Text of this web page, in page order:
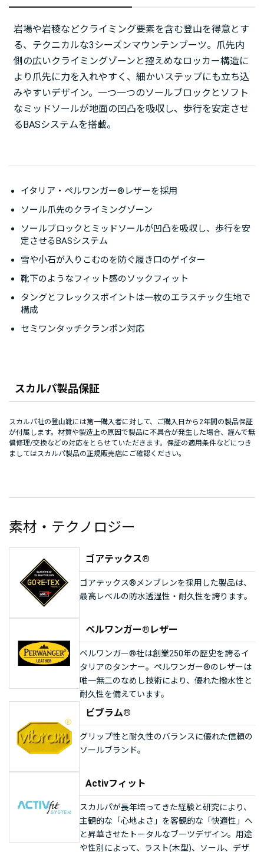
岩場や岩稜などクライミング要素を含む登山を得意とす
る、テクニカルな3シーズンマウンテンブーツ。爪先内
側の広いクライミングゾーンと控えめなロッカー構造に
より爪先に力を入れやすく、細かいステップにも立ち込
みやすいデザイン。一つ一つのソールブロックとソフト
なミッドソールが地面の凹凸を吸収し、歩行を安定させ
るBASシステムを搭載。
スカルパ製品保証
スカルパ社の登山靴には第一購入者に対して、ご購入日から2年間の製品保証
が付属します。材質や製造上の原因で製品に不具合が発生した場合、謹んで無
償修理/交換などの対応をとらせていただきます。保証の適用条件などにつき
ましてはスカルパ製品の正規販売店にご確認ください。
イタリア・ペルワンガー®レザーを採用
ソール爪先のクライミングゾーン
ソールブロックとミッドソールが凹凸を吸収し、歩行を安
定させるBASシステム
雪や小石が入りこむのを防ぐ履き口のゲイター
靴下のようなフィット感のソックフィット
タングとフレックスポイントは一枚のエラスチック生地で
構成
セミワンタッチクランポン対応
素材・テクノロジー
ゴアテックス®
ゴアテックス®メンブレンを採用した製品は、
最高レベルの防水透湿性・耐久性を誇ります。
ペルワンガー®レザー
ペルワンガー®社は創業250年の歴史を誇るイ
タリアのタンナー。ペルワンガー®のレザーは
唯一無二のなめし技術により、優れた撥水性と
耐久性を備えています。
ビブラム®
グリップ性と耐久性のバランスに優れた信頼の
ソールブランド。
Activフィット
スカルパが長年培ってきた経験と研究により、
主観的な「心地よさ」を客観的な「快適性」へ
と昇華させたトータルなブーツデザイン。用途
や性別によって、ラスト(木型)、ソール、デザ